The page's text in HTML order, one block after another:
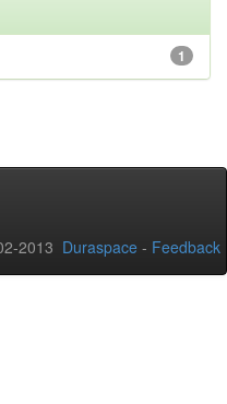
1
2013 Duraspace - Feedback